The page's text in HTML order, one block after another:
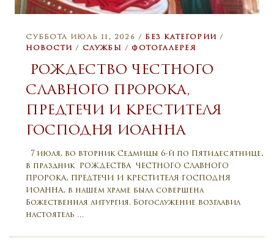
СУББОТА ИЮЛЬ 11, 2026 / БЕЗ КАТЕГОРИИ /
НОВОСТИ / СЛУЖБЫ / ФОТОГАЛЕРЕЯ
РОЖДЕСТВО ЧЕСТНОГО
СЛАВНОГО ПРОРОКА,
ПРЕДТЕЧИ И КРЕСТИТЕЛЯ
ГОСПОДНЯ ИОАННА
7 июля, во вторник Седмицы 6-й по Пятидесятнице,
в праздник РОЖДЕСТВА ЧЕСТНОГО СЛАВНОГО
ПРОРОКА, ПРЕДТЕЧИ И КРЕСТИТЕЛЯ ГОСПОДНЯ
ИОАННА, в нашем храме была совершена
Божественная литургия. Богослужение возглавил
настоятель …